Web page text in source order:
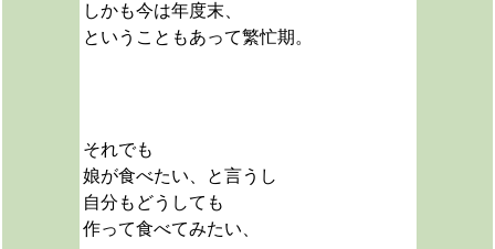
しかも今は年度末、
ということもあって繁忙期。
それでも
娘が食べたい、と言うし
自分もどうしても
作って食べてみたい、